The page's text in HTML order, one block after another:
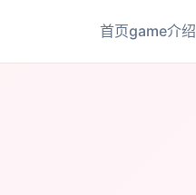
首页game介绍